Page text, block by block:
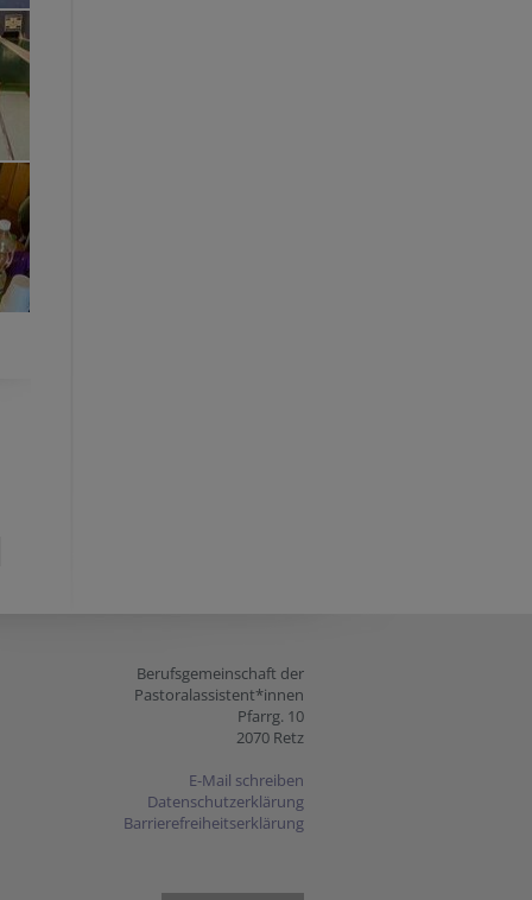
Berufsgemeinschaft der
Pastoralassistent*innen
Pfarrg. 10
2070 Retz
E-Mail schreiben
Datenschutzerklärung
Barrierefreiheitserklärung